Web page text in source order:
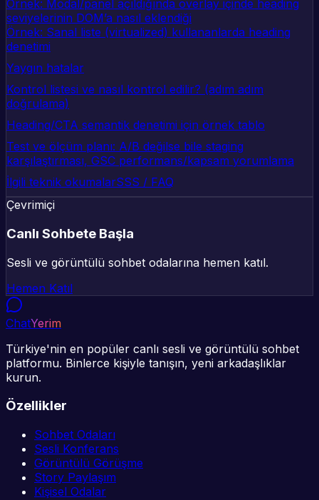
Örnek: Modal/panel açıldığında overlay içinde heading
seviyelerinin DOM’a nasıl eklendiği
Örnek: Sanal liste (virtualized) kullananlarda heading
denetimi
Yaygın hatalar
Kontrol listesi ve nasıl kontrol edilir? (adım adım
doğrulama)
Heading/CTA semantik denetimi için örnek tablo
Test ve ölçüm planı: A/B değilse bile staging
karşılaştırması, GSC performans/kapsam yorumlama
İlgili teknik okumalarSSS / FAQ
Çevrimiçi
Canlı Sohbete Başla
Sesli ve görüntülü sohbet odalarına hemen katıl.
Hemen Katıl
ChatYerim
Türkiye'nin en popüler canlı sesli ve görüntülü sohbet
platformu. Binlerce kişiyle tanışın, yeni arkadaşlıklar
kurun.
Özellikler
Sohbet Odaları
Sesli Konferans
Görüntülü Görüşme
Story Paylaşım
Kişisel Odalar